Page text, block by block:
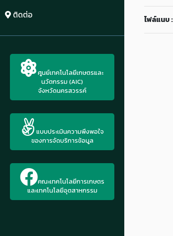
ติดต่อ
ศูนย์เทคโนโลยีเกษตรและ
นวัตกรรม (AIC)
จังหวัดนครสวรรค์
แบบประเมินความพึงพอใจ
ของการจัดบริการข้อมูล
คณะเทคโนโลยีการเกษตร
และเทคโนโลยีอุตสาหกรรม
ไฟล์แนบ :